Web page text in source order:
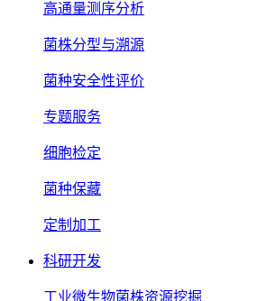
高通量测序分析
菌株分型与溯源
菌种安全性评价
专题服务
细胞检定
菌种保藏
定制加工
科研开发
工业微生物菌株资源挖掘